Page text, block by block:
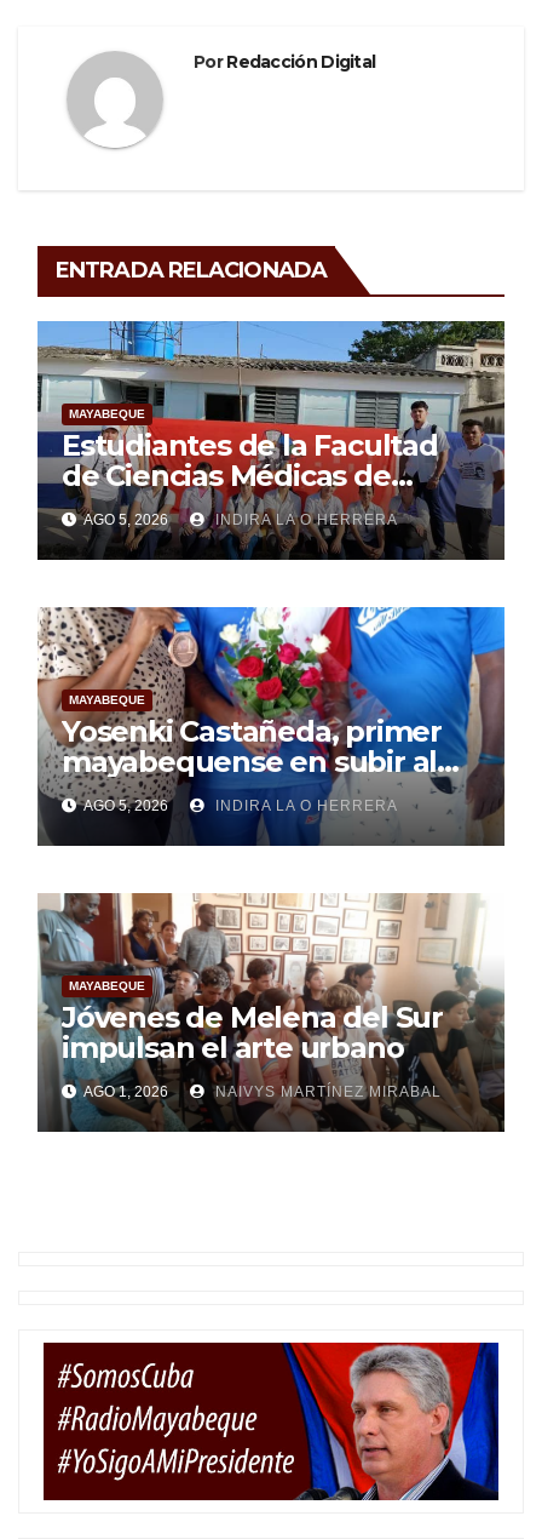
PorRedacción Digital
ENTRADA RELACIONADA
MAYABEQUE
Estudiantes de la Facultad
de Ciencias Médicas de
Mayabeque realizan
pesquisa
AGO 5, 2026 INDIRA LA O HERRERA
MAYABEQUE
Yosenki Castañeda, primer
mayabequense en subir al
podio centroamericano
AGO 5, 2026 INDIRA LA O HERRERA
MAYABEQUE
Jóvenes de Melena del Sur
impulsan el arte urbano
AGO 1, 2026 NAIVYS MARTÍNEZ MIRABAL